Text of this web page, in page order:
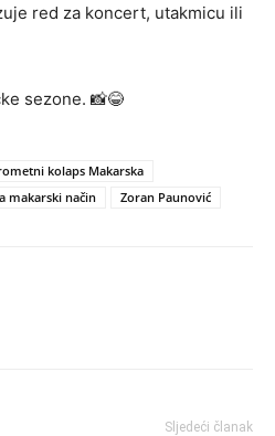
red za koncert, utakmicu ili
sezone. 📸😂
kolaps Makarska
makarski način Zoran Paunović
Sljedeći članak